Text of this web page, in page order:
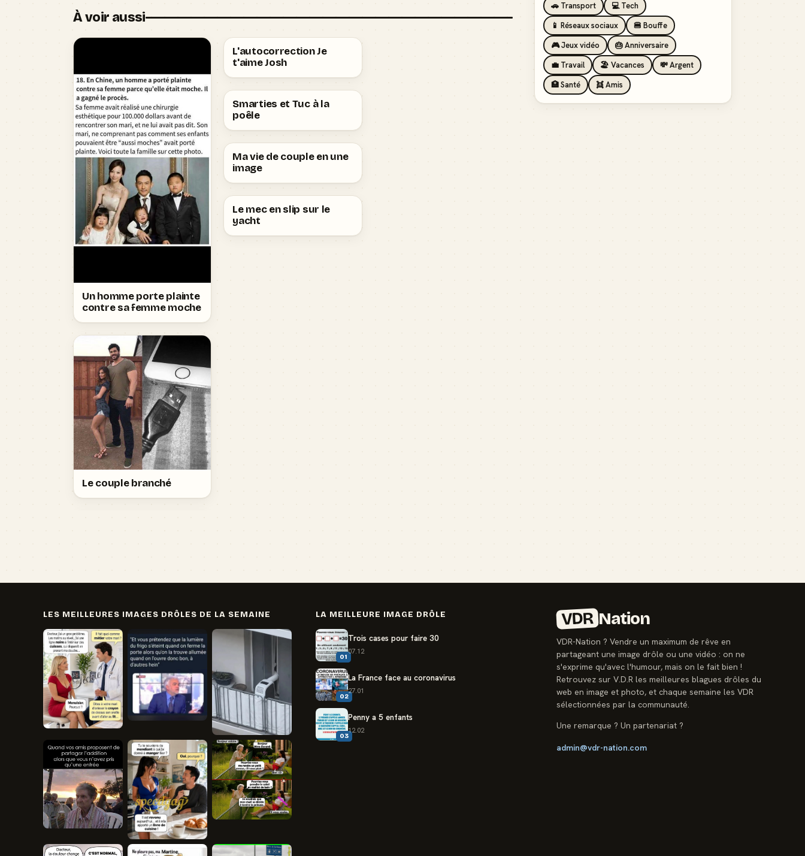
À voir aussi
Un homme porte plainte
contre sa femme moche
Le couple branché
L'autocorrection Je
t'aime Josh
Smarties et Tuc à la
poêle
Ma vie de couple en une
image
Le mec en slip sur le
yacht
🚗 Transport
💻 Tech
📱 Réseaux sociaux
🍔 Bouffe
🎮 Jeux vidéo
🎂 Anniversaire
💼 Travail
🏖️ Vacances
💸 Argent
🏥 Santé
👯 Amis
LES MEILLEURES IMAGES DRÔLES DE LA SEMAINE LA MEILLEURE IMAGE DRÔLE
01
Trois cases pour faire 30
07.12
02
La France face au coronavirus
27.01
03
Penny a 5 enfants
12.02
VDR Nation
VDR-Nation ? Vendre un maximum de rêve en
partageant une image drôle ou une vidéo : on ne
s'exprime qu'avec l'humour, mais on le fait bien !
Retrouvez sur V.D.R les meilleures blagues drôles du
web en image et photo, et chaque semaine les VDR
sélectionnées par la communauté.
Une remarque ? Un partenariat ?
admin@vdr-nation.com